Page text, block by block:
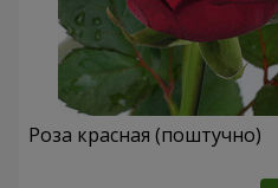
Роза красная (поштучно)